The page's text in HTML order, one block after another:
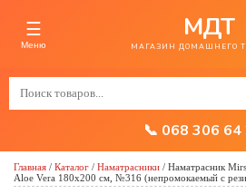
☰
Меню
МДТ
МАГАЗИН ДОМАШНЕГО
📞 068 306 64
Главная / Каталог / Наматрасники / Наматрасник
Aloe Vera 180x200 см, №316 (непромокаемый с